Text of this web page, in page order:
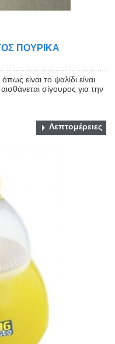
ΠΟΥΡΙΚΑ
είναι το ψαλίδι είναι
σίγουρος για την
Λεπτομέρειες